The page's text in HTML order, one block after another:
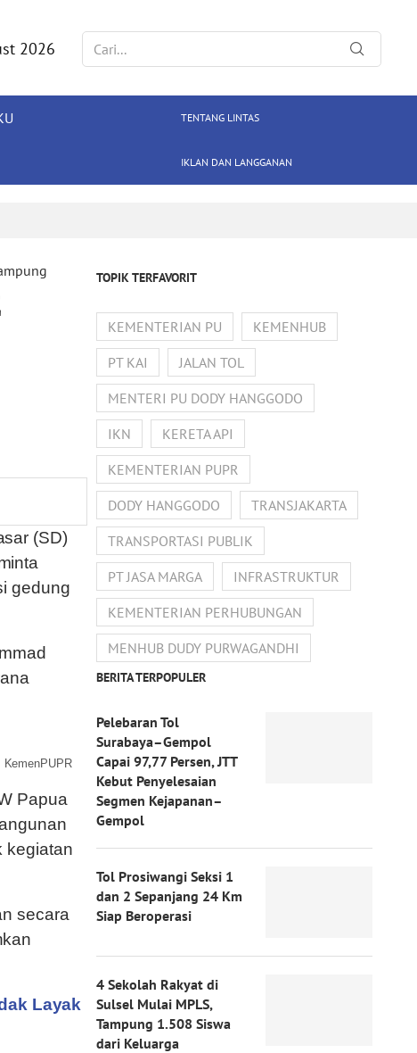
2026
TENTANG LINTAS
IKLAN DAN LANGGANAN
(SD)
gedung
KemenPUPR
Papua
kegiatan
secara
Layak
TOPIK TERFAVORIT
KEMENTERIAN PU
KEMENHUB
PT KAI
JALAN TOL
MENTERI PU DODY HANGGODO
IKN
KERETA API
KEMENTERIAN PUPR
DODY HANGGODO
TRANSJAKARTA
TRANSPORTASI PUBLIK
PT JASA MARGA
INFRASTRUKTUR
KEMENTERIAN PERHUBUNGAN
MENHUB DUDY PURWAGANDHI
BERITA TERPOPULER
Pelebaran Tol
Surabaya–Gempol
Capai 97,77 Persen, JTT
Kebut Penyelesaian
Segmen Kejapanan–
Gempol
Tol Prosiwangi Seksi 1
dan 2 Sepanjang 24 Km
Siap Beroperasi
4 Sekolah Rakyat di
Sulsel Mulai MPLS,
Tampung 1.508 Siswa
dari Keluarga